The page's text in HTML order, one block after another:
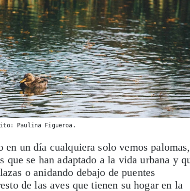
Paulina Figueroa.
en un día cualquiera solo vemos palomas,
se han adaptado a la vida urbana y
o anidando debajo de puentes
de las aves que tienen su hogar en la